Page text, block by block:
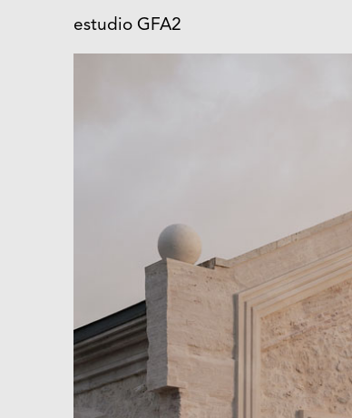
estudio GFA2